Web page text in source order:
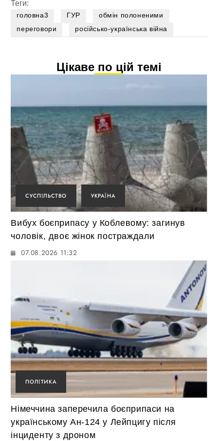
Теги:
головна3 ГУР
обмін полоненими
переговори
російсько-українська війна
Цікаве по цій темі
СУСПІЛЬСТВО УКРАЇНА
Вибух боєприпасу у Коблевому: загинув
чоловік, двоє жінок постраждали
07.08.2026 11:32
ПОЛІТИКА
Німеччина заперечила боєприпаси на
українському Ан-124 у Лейпцигу після
інциденту з дроном